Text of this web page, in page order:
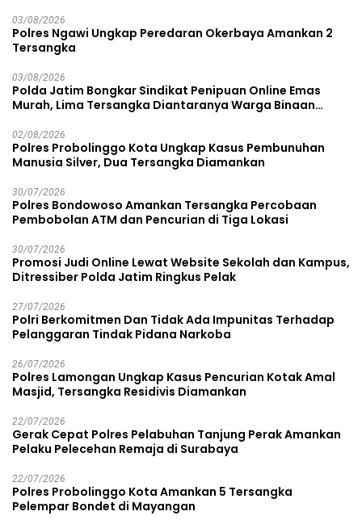
03/08/2026
Polres Ngawi Ungkap Peredaran Okerbaya Amankan 2
Tersangka
03/08/2026
Polda Jatim Bongkar Sindikat Penipuan Online Emas
Murah, Lima Tersangka Diantaranya Warga Binaan
02/08/2026
Polres Probolinggo Kota Ungkap Kasus Pembunuhan
Manusia Silver, Dua Tersangka Diamankan
30/07/2026
Polres Bondowoso Amankan Tersangka Percobaan
Pembobolan ATM dan Pencurian di Tiga Lokasi
30/07/2026
Promosi Judi Online Lewat Website Sekolah dan Kampus,
Ditressiber Polda Jatim Ringkus Pelak
27/07/2026
Polri Berkomitmen Dan Tidak Ada Impunitas Terhadap
Pelanggaran Tindak Pidana Narkoba
26/07/2026
Polres Lamongan Ungkap Kasus Pencurian Kotak Amal
Masjid, Tersangka Residivis Diamankan
22/07/2026
Gerak Cepat Polres Pelabuhan Tanjung Perak Amankan
Pelaku Pelecehan Remaja di Surabaya
22/07/2026
Polres Probolinggo Kota Amankan 5 Tersangka
Pelempar Bondet di Mayangan